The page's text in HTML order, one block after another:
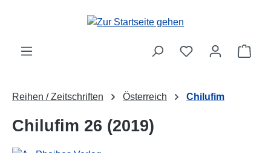
Zum Hauptinhalt springen
Reihen / Zeitschriften Österreich Chilufim
Chilufim 26 (2019)